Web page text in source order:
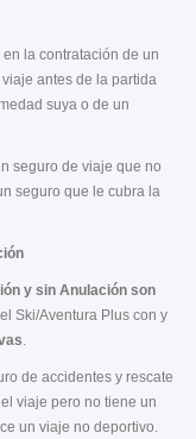
la contratación de un
antes de la partida
suya o de un
seguro de viaje que no
seguro que le cubra la
y sin Anulación son
Ski/Aventura Plus con y
.
de accidentes y rescate
viaje pero no tiene un
un viaje no deportivo.